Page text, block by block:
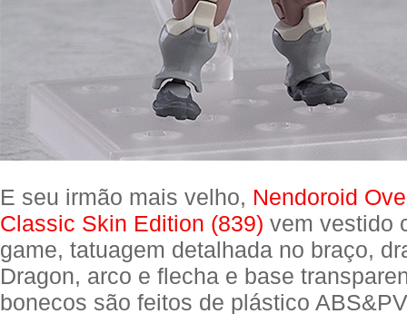
E seu irmão mais velho, Nendoroid
Classic Skin Edition (839) vem vestido
game, tatuagem detalhada no braço,
Dragon, arco e flecha e base
bonecos são feitos de plástico